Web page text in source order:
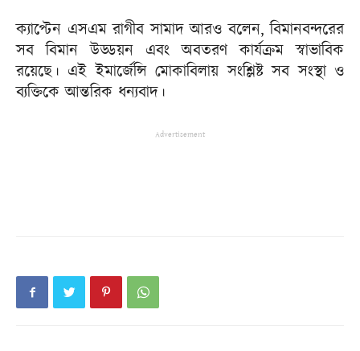
ক্যাপ্টেন এসএম রাগীব সামাদ আরও বলেন, বিমানবন্দরের
সব বিমান উড্ডয়ন এবং অবতরণ কার্যক্রম স্বাভাবিক
রয়েছে। এই ইমার্জেন্সি মোকাবিলায় সংশ্লিষ্ট সব সংস্থা ও
ব্যক্তিকে আন্তরিক ধন্যবাদ।
Advertisement